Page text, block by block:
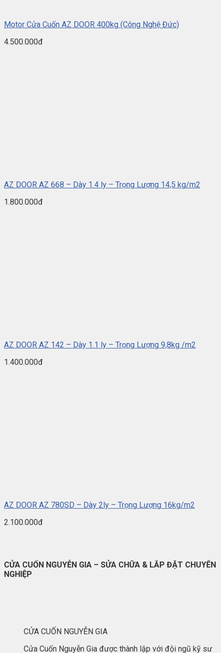
Motor Cửa Cuốn AZ DOOR 400kg (Công Nghệ Đức)
4.500.000đ
AZ DOOR AZ 668 – Dày 1.4 ly – Trọng Lượng 14,5 kg/m2
1.800.000đ
AZ DOOR AZ 142 – Dày 1.1 ly – Trọng Lượng 9,8kg /m2
1.400.000đ
AZ DOOR AZ 780SD – Dày 2ly – Trọng Lượng 16kg/m2
2.100.000đ
CỬA CUỐN NGUYỄN GIA – SỬA CHỮA & LẮP ĐẶT CHUYÊN
NGHIỆP
CỬA CUỐN NGUYỄN GIA
Cửa Cuốn Nguyễn Gia được thành lập với đội ngũ kỹ sư